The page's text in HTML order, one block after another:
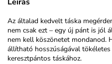
Az általad kedvelt táska
nem csak ezt – egy új pánt is jól
nem kell köszönetet mondanod.
állítható hosszúságával
keresztpántos táskához.